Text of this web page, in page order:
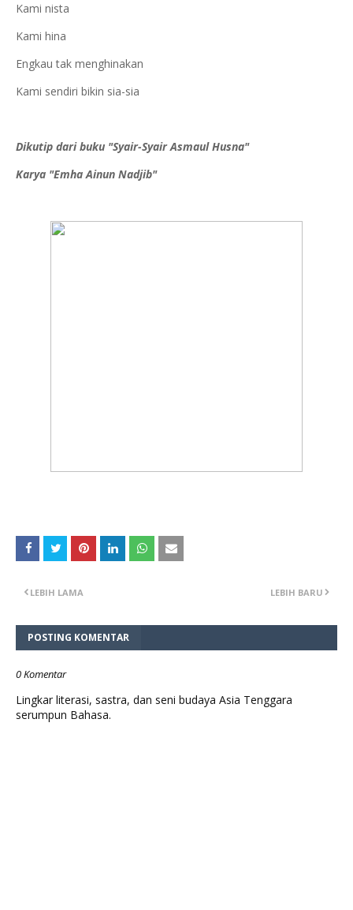
Kami nista
Kami hina
Engkau tak menghinakan
Kami sendiri bikin sia-sia
Dikutip dari buku "Syair-Syair Asmaul Husna"
Karya "Emha Ainun Nadjib"
LEBIH BARU
LEBIH LAMA
POSTING KOMENTAR
0 Komentar
Lingkar literasi, sastra, dan seni budaya Asia Tenggara
serumpun Bahasa.